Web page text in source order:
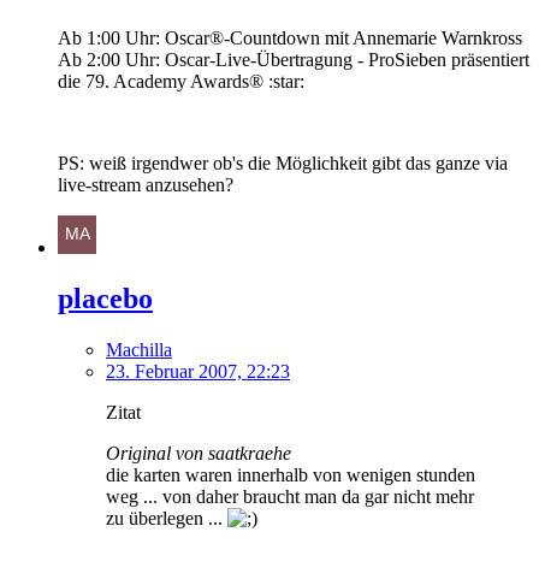
Ab 1:00 Uhr: Oscar®-Countdown mit Annemarie Warnkross
Ab 2:00 Uhr: Oscar-Live-Übertragung - ProSieben präsentiert
die 79. Academy Awards® :star:
PS: weiß irgendwer ob's die Möglichkeit gibt das ganze via
live-stream anzusehen?
placebo
Machilla
23. Februar 2007, 22:23
Zitat
Original von saatkraehe
die karten waren innerhalb von wenigen stunden
weg ... von daher braucht man da gar nicht mehr
zu überlegen ...